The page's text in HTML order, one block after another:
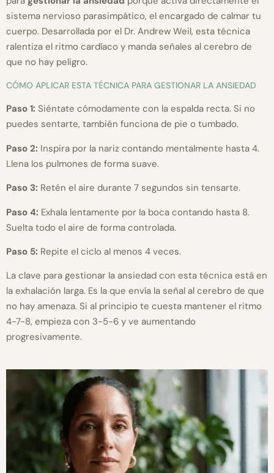
sistema nervioso parasimpático, el encargado de calmar tu
cuerpo. Desarrollada por el Dr. Andrew Weil, esta técnica
ralentiza el ritmo cardíaco y manda señales al cerebro de
que no hay peligro.
CÓMO APLICAR ESTA TÉCNICA PARA GESTIONAR LA ANSIEDAD
Paso 1: Siéntate cómodamente con la espalda recta. Si no
puedes sentarte, también funciona de pie o tumbado.
Paso 2: Inspira por la nariz contando mentalmente hasta 4.
Llena los pulmones de forma suave.
Paso 3: Retén el aire durante 7 segundos sin tensarte.
Paso 4: Exhala lentamente por la boca contando hasta 8.
Suelta todo el aire de forma controlada.
Paso 5: Repite el ciclo al menos 4 veces.
La clave para gestionar la ansiedad con esta técnica está en
la exhalación larga. Es la que envía la señal al cerebro de que
no hay amenaza. Si al principio te cuesta mantener el ritmo
4-7-8, empieza con 3-5-6 y ve aumentando
progresivamente.